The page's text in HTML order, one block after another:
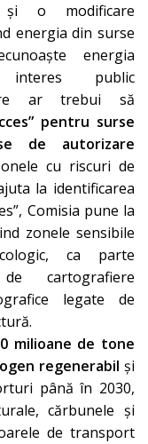
o modificare
energia din surse
energia
public
ar trebui să
pentru surse
de autorizare
cu riscuri de
la identificarea
Comisia pune la
zonele sensibile
ca parte
cartografiere
legate de
milioane de tone
regenerabil și
până în 2030,
cărbunele și
de transport